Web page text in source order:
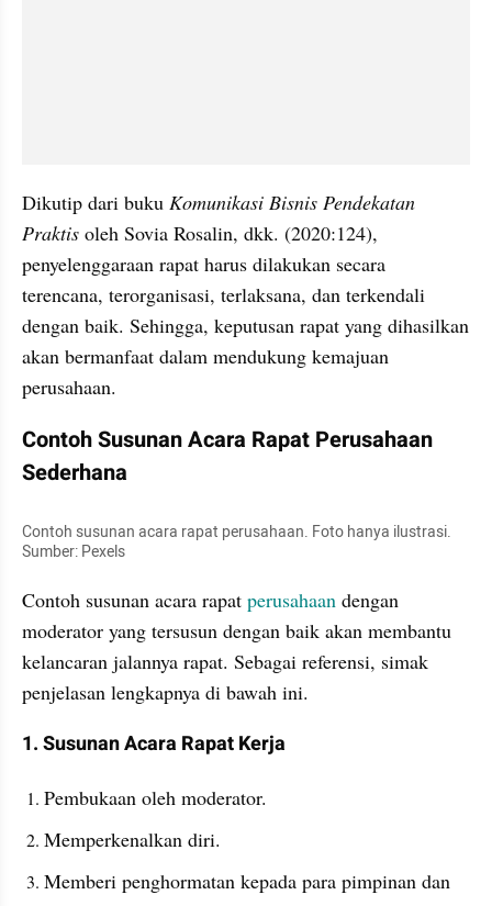
Dikutip dari buku Komunikasi Bisnis Pendekatan
Praktis oleh Sovia Rosalin, dkk. (2020:124),
penyelenggaraan rapat harus dilakukan secara
terencana, terorganisasi, terlaksana, dan terkendali
dengan baik. Sehingga, keputusan rapat yang dihasilkan
akan bermanfaat dalam mendukung kemajuan
perusahaan.
Contoh Susunan Acara Rapat Perusahaan
Sederhana
Contoh susunan acara rapat perusahaan. Foto hanya ilustrasi.
Sumber: Pexels
Contoh susunan acara rapat perusahaan dengan
moderator yang tersusun dengan baik akan membantu
kelancaran jalannya rapat. Sebagai referensi, simak
penjelasan lengkapnya di bawah ini.
1. Susunan Acara Rapat Kerja
Pembukaan oleh moderator.
Memperkenalkan diri.
Memberi penghormatan kepada para pimpinan dan